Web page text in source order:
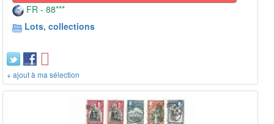
FR - 88***
Lots, collections
+ ajout à ma sélection